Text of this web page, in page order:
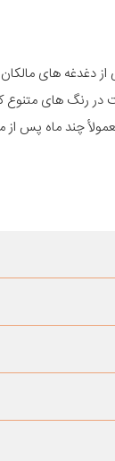
از دغدغه های
در رنگ های
چند ماه پس